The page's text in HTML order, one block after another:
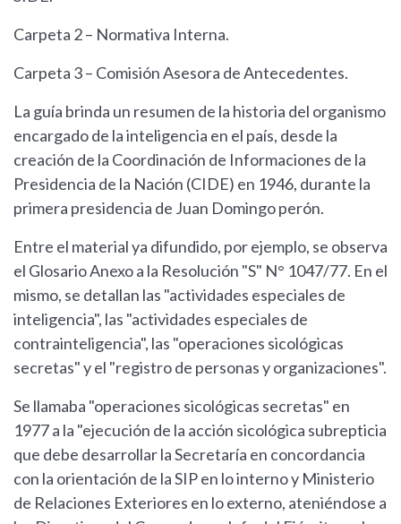
Carpeta 2 – Normativa Interna.
Carpeta 3 – Comisión Asesora de Antecedentes.
La guía brinda un resumen de la historia del organismo
encargado de la inteligencia en el país, desde la
creación de la Coordinación de Informaciones de la
Presidencia de la Nación (CIDE) en 1946, durante la
primera presidencia de Juan Domingo perón.
Entre el material ya difundido, por ejemplo, se observa
el Glosario Anexo a la Resolución "S" N° 1047/77. En el
mismo, se detallan las "actividades especiales de
inteligencia", las "actividades especiales de
contrainteligencia", las "operaciones sicológicas
secretas" y el "registro de personas y organizaciones".
Se llamaba "operaciones sicológicas secretas" en
1977 a la "ejecución de la acción sicológica subrepticia
que debe desarrollar la Secretaría en concordancia
con la orientación de la SIP en lo interno y Ministerio
de Relaciones Exteriores en lo externo, ateniéndose a